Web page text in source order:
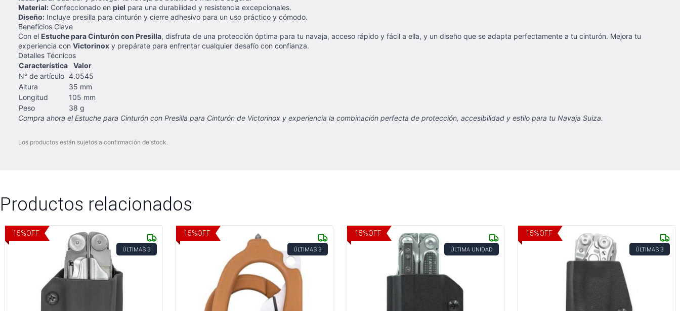
Material: Confeccionado en piel para una durabilidad y resistencia excepcionales.
Diseño: Incluye presilla para cinturón y cierre adhesivo para un uso práctico y cómodo.
Beneficios Clave
Con el Estuche para Cinturón con Presilla, disfruta de una protección óptima para tu navaja, acceso rápido y fácil a ella, y un diseño que se adapta perfectamente a tu cinturón. Mejora tu
experiencia con Victorinox y prepárate para enfrentar cualquier desafío con confianza.
Detalles Técnicos
Característica
Valor
N° de artículo 4.0545
Altura
35 mm
Longitud
105 mm
Peso
38 g
Compra ahora el Estuche para Cinturón con Presilla para Cinturón de Victorinox y experiencia la combinación perfecta de protección, accesibilidad y estilo para tu Navaja Suiza.
Los productos están sujetos a confirmación de stock.
Productos relacionados
15%OFF
ÚLTIMAS 3
15%OFF
ÚLTIMAS 3
15%OFF
ÚLTIMA UNIDAD
15%OFF
ÚLTIMAS 3